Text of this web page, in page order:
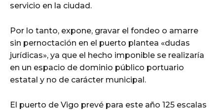
servicio en la ciudad.
Por lo tanto, expone, gravar el fondeo o amarre
sin pernoctación en el puerto plantea «dudas
jurídicas», ya que el hecho imponible se realizaría
en un espacio de dominio público portuario
estatal y no de carácter municipal.
El puerto de Vigo prevé para este año 125 escalas